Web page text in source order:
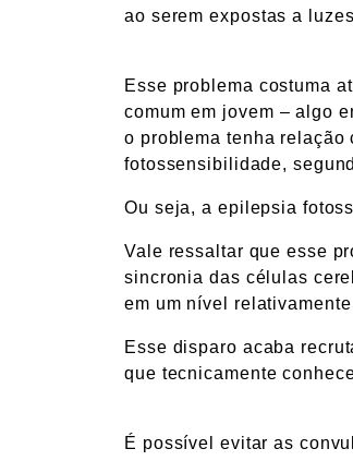
ao serem expostas a
Esse problema costuma
comum em jovem – algo
o problema tenha relação
fotossensibilidade,
Ou seja, a epilepsia
Vale ressaltar que esse
sincronia das células
em um nível
Esse disparo acaba
que tecnicamente
É possível evitar as